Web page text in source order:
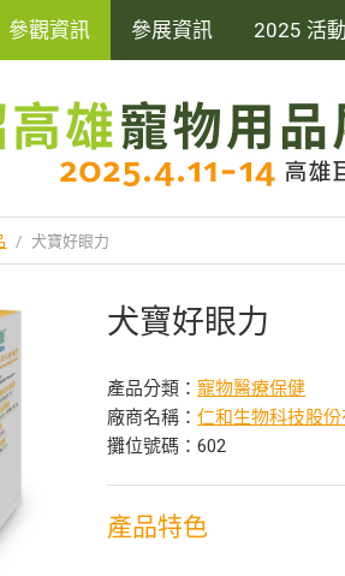
參觀資訊 參展資訊 2025 活
/ 犬寶好眼力
犬寶好眼力
產品分類：寵物醫療保健
廠商名稱：仁和生物科技股份
攤位號碼：602
產品特色